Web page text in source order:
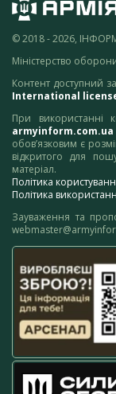
© 2018 - 2026,
Міністерство
Контент доступний
International
При використанні
armyinform.com.ua
обов’язковим є
відкритого для
матеріал.
Політика
Політика
Зауваження та